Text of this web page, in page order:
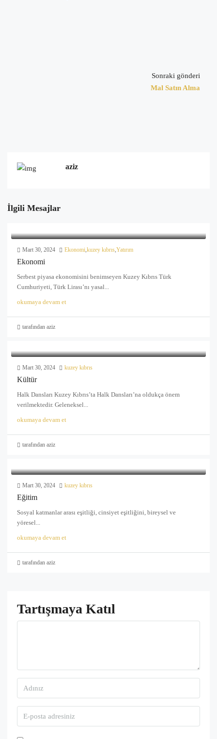
Sonraki gönderi
Mal Satın Alma
aziz
İlgili Mesajlar
Mart 30, 2024 Ekonomi,kuzey kıbrıs,Yatırım
Ekonomi
Serbest piyasa ekonomisini benimseyen Kuzey Kıbrıs Türk
Cumhuriyeti, Türk Lirası’nı yasal...
okumaya devam et
tarafından aziz
Mart 30, 2024 kuzey kıbrıs
Kültür
Halk Dansları Kuzey Kıbrıs’ta Halk Dansları’na oldukça önem
verilmektedir. Geleneksel...
okumaya devam et
tarafından aziz
Mart 30, 2024 kuzey kıbrıs
Eğitim
Sosyal katmanlar arası eşitliği, cinsiyet eşitliğini, bireysel ve
yöresel...
okumaya devam et
tarafından aziz
Tartışmaya Katıl